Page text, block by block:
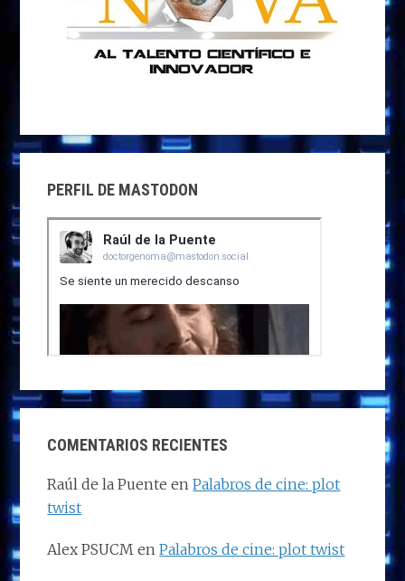
PERFIL DE MASTODON
COMENTARIOS RECIENTES
Raúl de la Puente enPalabros de cine: plot
twist
Alex PSUCM enPalabros de cine: plot twist